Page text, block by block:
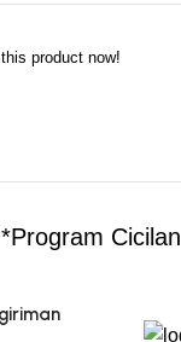
product now!
Cicilan